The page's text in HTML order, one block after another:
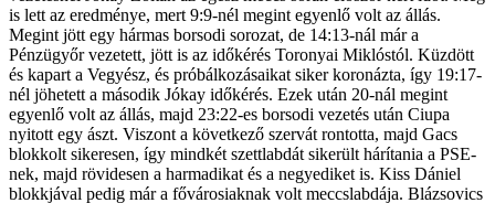
is lett az eredménye, mert 9:9-nél megint egyenlő volt az állás.
Megint jött egy hármas borsodi sorozat, de 14:13-nál már a
Pénzügyőr vezetett, jött is az időkérés Toronyai Miklóstól. Küzdött
és kapart a Vegyész, és próbálkozásaikat siker koronázta, így 19:17-
nél jöhetett a második Jókay időkérés. Ezek után 20-nál megint
egyenlő volt az állás, majd 23:22-es borsodi vezetés után Ciupa
nyitott egy ászt. Viszont a következő szervát rontotta, majd Gacs
blokkolt sikeresen, így mindkét szettlabdát sikerült hárítania a PSE-
nek, majd rövidesen a harmadikat és a negyediket is. Kiss Dániel
blokkjával pedig már a fővárosiaknak volt meccslabdája. Blázsovics